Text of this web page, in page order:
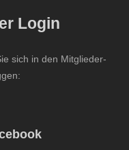
Login
sich in den Mitglieder-